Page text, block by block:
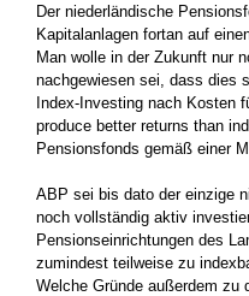
Der niederländische
Kapitalanlagen fortan auf
Man wolle in der Zukunft nur
nachgewiesen sei, dass dies
Index-Investing nach Kosten
produce better returns than
Pensionsfonds gemäß einer
ABP sei bis dato der einzige
noch vollständig aktiv
Pensionseinrichtungen des
zumindest teilweise zu
Welche Gründe außerdem zu